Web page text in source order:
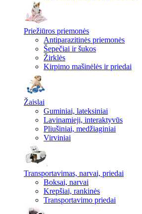
Priežiūros priemonės
Antiparazitinės priemonės
Šepečiai ir šukos
Žirklės
Kirpimo mašinėlės ir priedai
Žaislai
Guminiai, lateksiniai
Lavinamieji, interaktyvūs
Pliušiniai, medžiaginiai
Virviniai
Transportavimas, narvai, priedai
Boksai, narvai
Krepšiai, rankinės
Transportavimo priedai